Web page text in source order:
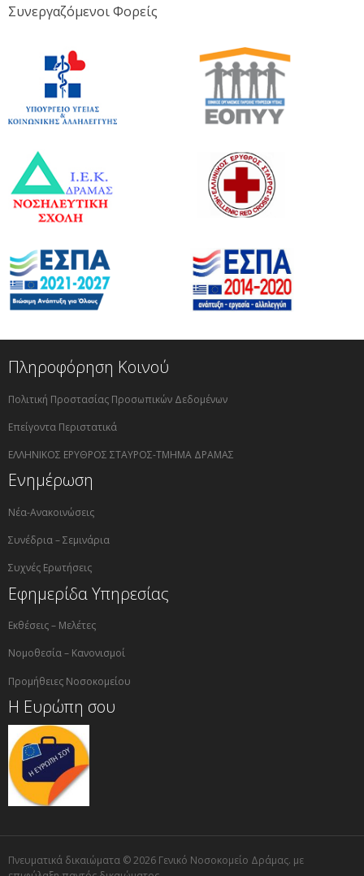
Συνεργαζόμενοι Φορείς
Πληροφόρηση Κοινού
Πολιτική Προστασίας Προσωπικών Δεδομένων
Επείγοντα Περιστατικά
ΕΛΛΗΝΙΚΟΣ ΕΡΥΘΡΟΣ ΣΤΑΥΡΟΣ-ΤΜΗΜΑ ΔΡΑΜΑΣ
Ενημέρωση
Νέα-Ανακοινώσεις
Συνέδρια – Σεμινάρια
Συχνές Ερωτήσεις
Εφημερίδα Υπηρεσίας
Εκθέσεις – Μελέτες
Νομοθεσία – Κανονισμοί
Προμήθειες Νοσοκομείου
Η Ευρώπη σου
Πνευματικά δικαιώματα © 2026 Γενικό Νοσοκομείο Δράμας. με